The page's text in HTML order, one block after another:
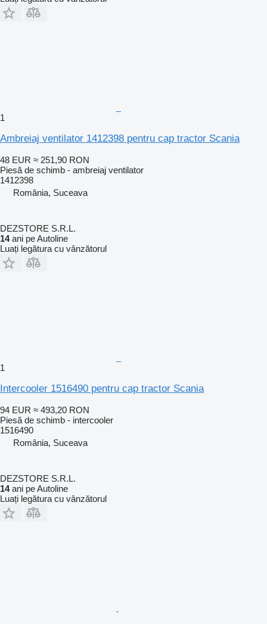
1
Ambreiaj ventilator 1412398 pentru cap tractor Scania
48 EUR ≈ 251,90 RON
Piesă de schimb - ambreiaj ventilator
1412398
România, Suceava
DEZSTORE S.R.L.
14ani pe Autoline
Luați legătura cu vânzătorul
1
Intercooler 1516490 pentru cap tractor Scania
94 EUR ≈ 493,20 RON
Piesă de schimb - intercooler
1516490
România, Suceava
DEZSTORE S.R.L.
14ani pe Autoline
Luați legătura cu vânzătorul